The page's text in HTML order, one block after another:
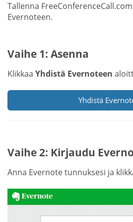
Tallenna
Evernoteen.
Vaihe 1: Asenna
Klikkaa Yhdistä Evernoteen
Yhdistä
Vaihe 2: Kirjaudu
Anna Evernote tunnuksesi ja